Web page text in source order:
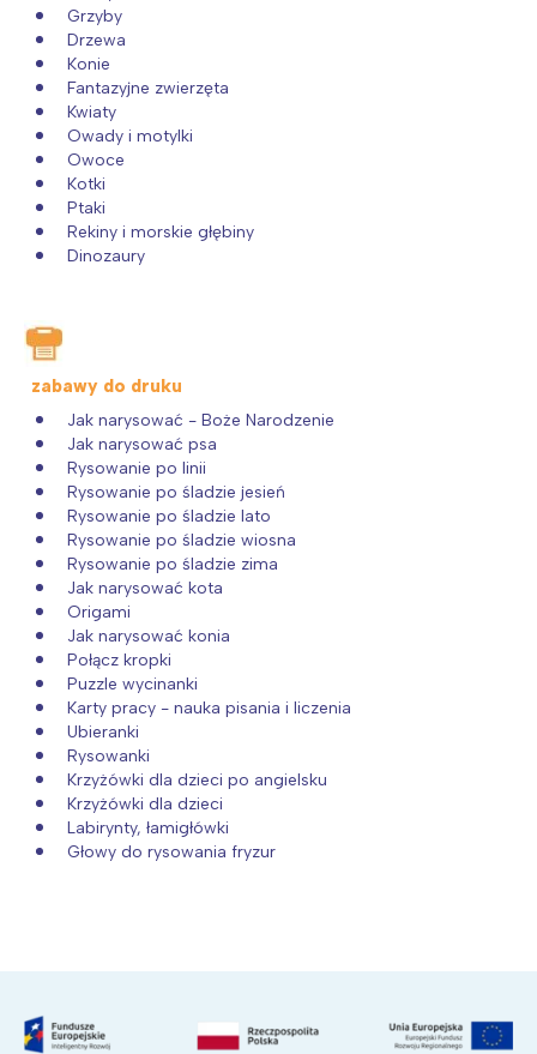
Grzyby
Drzewa
Konie
Fantazyjne zwierzęta
Kwiaty
Owady i motylki
Owoce
Kotki
Ptaki
Rekiny i morskie głębiny
Dinozaury
zabawy do druku
Jak narysować - Boże Narodzenie
Jak narysować psa
Rysowanie po linii
Rysowanie po śladzie jesień
Rysowanie po śladzie lato
Rysowanie po śladzie wiosna
Rysowanie po śladzie zima
Jak narysować kota
Origami
Jak narysować konia
Połącz kropki
Puzzle wycinanki
Karty pracy - nauka pisania i liczenia
Ubieranki
Rysowanki
Krzyżówki dla dzieci po angielsku
Krzyżówki dla dzieci
Labirynty, łamigłówki
Głowy do rysowania fryzur